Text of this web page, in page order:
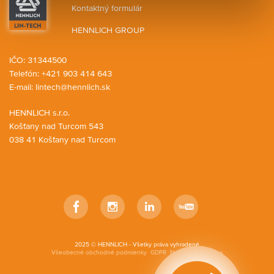
Kontaktný formulár
HENNLICH GROUP
HENNLICH s.r.o.
Košťany nad Turcom 543
038 41 Košťany nad Turcom
IČO: 31344500
Telefón: +421 903 414 643
E-mail: lintech@hennlich.sk
2025 © HENNLICH - Všetky práva vyhradené
Všeobecné obchodné podmienky GDPR Nastavenia cookies
FacebookInstagramLinkedIn YouTube